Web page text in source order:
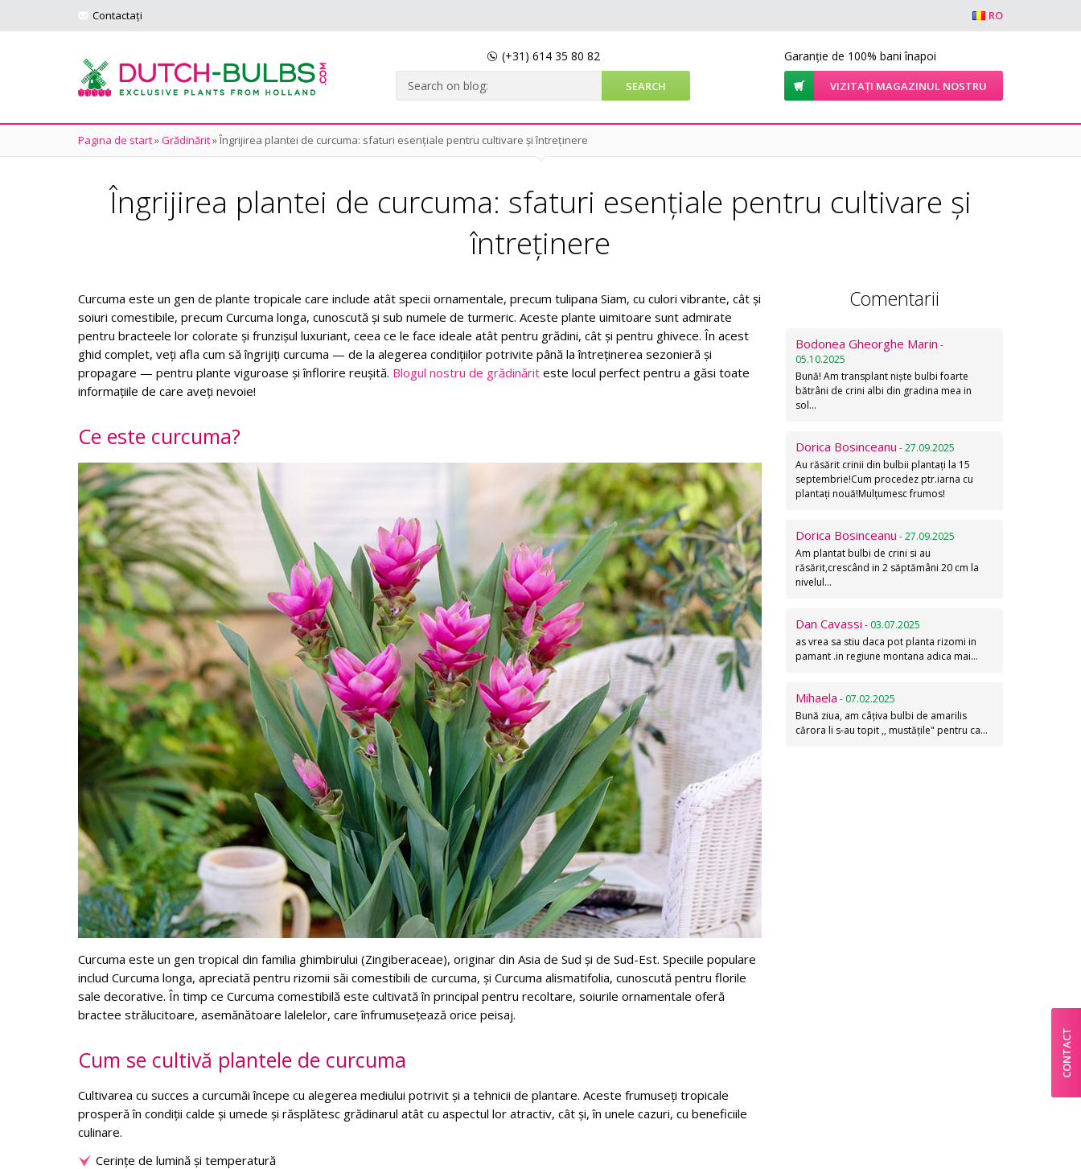
Contactați RO
(+31) 614 35 80 82 Garanție de 100% bani înapoi
VIZITAȚI MAGAZINUL NOSTRU
Pagina de start»Grădinărit»Îngrijirea plantei de curcuma: sfaturi esențiale pentru cultivare și întreținere
Îngrijirea plantei de curcuma: sfaturi esențiale pentru cultivare și
întreținere
Curcuma este un gen de plante tropicale care include atât specii ornamentale, precum tulipana Siam, cu culori vibrante, cât și
soiuri comestibile, precum Curcuma longa, cunoscută și sub numele de turmeric. Aceste plante uimitoare sunt admirate
pentru bracteele lor colorate și frunzișul luxuriant, ceea ce le face ideale atât pentru grădini, cât și pentru ghivece. În acest
ghid complet, veți afla cum să îngrijiți curcuma — de la alegerea condițiilor potrivite până la întreținerea sezonieră și
propagare — pentru plante viguroase și înflorire reușită. Blogul nostru de grădinărit este locul perfect pentru a găsi toate
informațiile de care aveți nevoie!
Ce este curcuma?
Curcuma este un gen tropical din familia ghimbirului (Zingiberaceae), originar din Asia de Sud și de Sud-Est. Speciile populare
includ Curcuma longa, apreciată pentru rizomii săi comestibili de curcuma, și Curcuma alismatifolia, cunoscută pentru florile
sale decorative. În timp ce Curcuma comestibilă este cultivată în principal pentru recoltare, soiurile ornamentale oferă
bractee strălucitoare, asemănătoare lalelelor, care înfrumusețează orice peisaj.
Cum se cultivă plantele de curcuma
Cultivarea cu succes a curcumăi începe cu alegerea mediului potrivit și a tehnicii de plantare. Aceste frumuseți tropicale
prosperă în condiții calde și umede și răsplătesc grădinarul atât cu aspectul lor atractiv, cât și, în unele cazuri, cu beneficiile
culinare.
Cerințe de lumină și temperatură
Comentarii
Bodonea Gheorghe Marin -
05.10.2025
Bună! Am transplant niște bulbi foarte
bătrâni de crini albi din gradina mea in
sol…
Dorica Bosinceanu - 27.09.2025
Au răsărit crinii din bulbii plantați la 15
septembrie!Cum procedez ptr.iarna cu
plantați nouă!Mulțumesc frumos!
Dorica Bosinceanu - 27.09.2025
Am plantat bulbi de crini si au
răsărit,crescând in 2 săptămâni 20 cm la
nivelul…
Dan Cavassi - 03.07.2025
as vrea sa stiu daca pot planta rizomi in
pamant .in regiune montana adica mai…
Mihaela - 07.02.2025
Bună ziua, am câțiva bulbi de amarilis
cărora li s-au topit ,, mustățile" pentru ca…
CONTACT